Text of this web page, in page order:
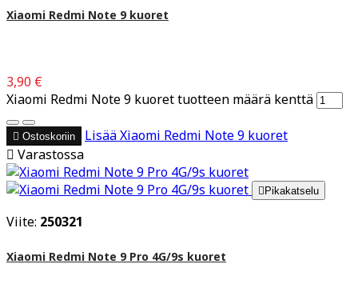
Xiaomi Redmi Note 9 kuoret
3,90 €
Xiaomi Redmi Note 9 kuoret tuotteen määrä kenttä
 Ostoskoriin LisääXiaomi Redmi Note 9 kuoret
 Varastossa
Pikakatselu
Viite: 250321
Xiaomi Redmi Note 9 Pro 4G/9s kuoret